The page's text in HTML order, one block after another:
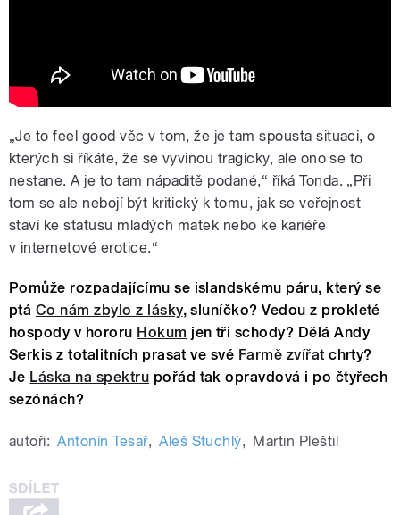
„Je to feel good věc v tom, že je tam spousta situaci, o
kterých si říkáte, že se vyvinou tragicky, ale ono se to
nestane. A je to tam nápaditě podané,“ říká Tonda. „Při
tom se ale nebojí být kritický k tomu, jak se veřejnost
staví ke statusu mladých matek nebo ke kariéře
v internetové erotice.“
Pomůže rozpadajícímu se islandskému páru, který se
ptá Co nám zbylo z lásky, sluníčko? Vedou z prokleté
hospody v hororu Hokum jen tři schody? Dělá Andy
Serkis z totalitních prasat ve své Farmě zvířat chrty?
Je Láska na spektru pořád tak opravdová i po čtyřech
sezónách?
autoři: Antonín Tesař, Aleš Stuchlý, Martin Pleštil